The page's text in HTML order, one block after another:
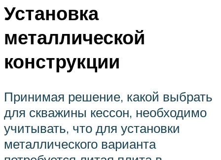
Установка
металлической
конструкции
Принимая решение, какой выбрать
для скважины кессон, необходимо
учитывать, что для установки
металлического варианта